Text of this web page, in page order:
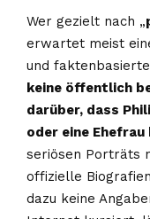
Wer gezielt nach „
erwartet meist
und
keine öffentlich
darüber, dass
oder eine Ehefrau
seriösen Porträts
offizielle
dazu keine